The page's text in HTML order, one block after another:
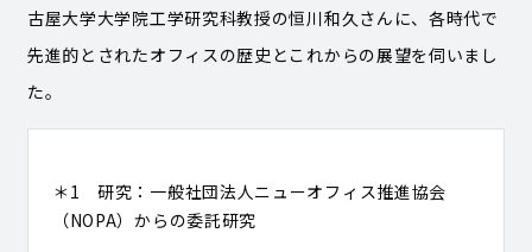
古屋大学大学院工学研究科教授の恒川和久さんに、各時代で
先進的とされたオフィスの歴史とこれからの展望を伺いまし
た。
＊1 研究：一般社団法人ニューオフィス推進協会
（NOPA）からの委託研究